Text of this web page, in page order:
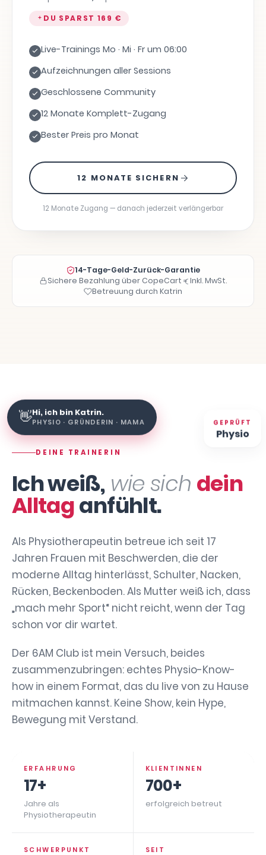
DU SPARST 169 €
Live-Trainings Mo · Mi · Fr um 06:00
Aufzeichnungen aller Sessions
Geschlossene Community
12 Monate Komplett-Zugang
Bester Preis pro Monat
12 MONATE SICHERN
12 Monate Zugang — danach jederzeit verlängerbar
14-Tage-Geld-Zurück-Garantie
Sichere Bezahlung über CopeCart
Inkl. MwSt.
Betreuung durch Katrin
👋Hi, ich bin Katrin.
PHYSIO · GRÜNDERIN · MAMA GEPRÜFT
Physio
DEINE TRAINERIN
Ich weiß, wie sich dein
Alltaganfühlt.
Als Physiotherapeutin betreue ich seit 17
Jahren Frauen mit Beschwerden, die der
moderne Alltag hinterlässt, Schulter, Nacken,
Rücken, Beckenboden. Als Mutter weiß ich, dass
„mach mehr Sport“ nicht reicht, wenn der Tag
schon vor dir wartet.
Der 6AM Club ist mein Versuch, beides
zusammenzubringen: echtes Physio-Know-
how in einem Format, das du live von zu Hause
mitmachen kannst. Keine Show, kein Hype,
Bewegung mit Verstand.
ERFAHRUNG
17+
Jahre als
Physiotherapeutin
KLIENTINNEN
700+
erfolgreich betreut
SCHWERPUNKT SEIT